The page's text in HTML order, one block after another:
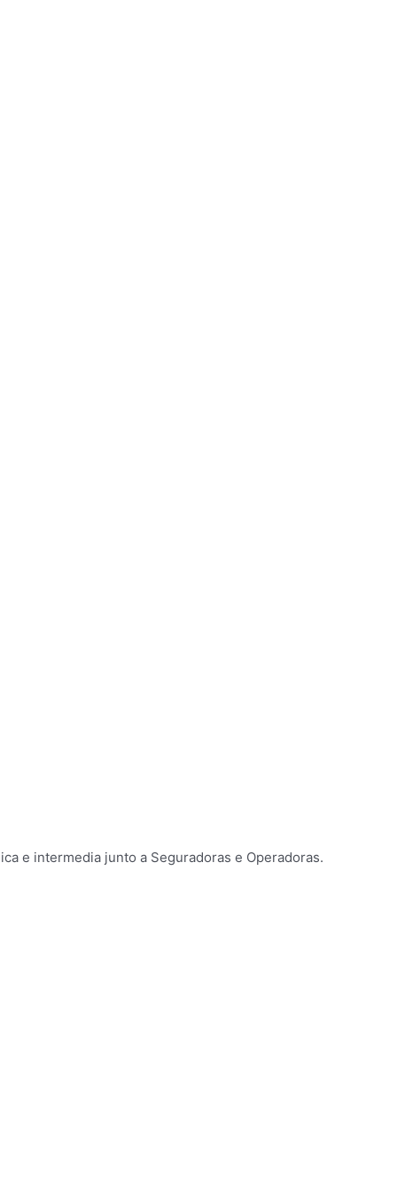
e intermedia junto a Seguradoras e Operadoras.